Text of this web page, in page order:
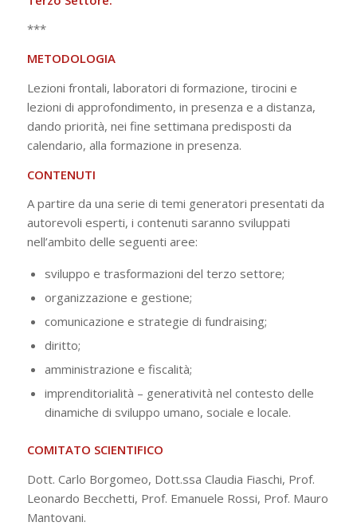
***
METODOLOGIA
Lezioni frontali, laboratori di formazione, tirocini e
lezioni di approfondimento, in presenza e a distanza,
dando priorità, nei fine settimana predisposti da
calendario, alla formazione in presenza.
CONTENUTI
A partire da una serie di temi generatori presentati da
autorevoli esperti, i contenuti saranno sviluppati
nell’ambito delle seguenti aree:
sviluppo e trasformazioni del terzo settore;
organizzazione e gestione;
comunicazione e strategie di fundraising;
diritto;
amministrazione e fiscalità;
imprenditorialità – generatività nel contesto delle
dinamiche di sviluppo umano, sociale e locale.
COMITATO SCIENTIFICO
Dott. Carlo Borgomeo, Dott.ssa Claudia Fiaschi, Prof.
Leonardo Becchetti, Prof. Emanuele Rossi, Prof. Mauro
Mantovani.